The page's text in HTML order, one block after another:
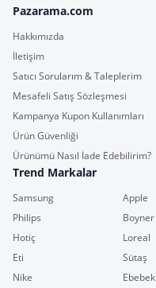
Pazarama.com
Hakkımızda
İletişim
Satıcı Sorularım & Taleplerim
Mesafeli Satış Sözleşmesi
Kampanya Kupon Kullanımları
Ürün Güvenliği
Ürünümü Nasıl İade Edebilirim?
Trend Markalar
Samsung Apple
Philips
Boyner
Hotiç
Loreal
Eti
Sütaş
Nike
Ebebek